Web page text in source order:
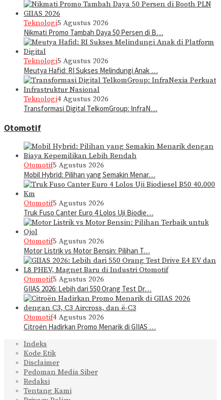
Teknologi5 Agustus 2026
Nikmati Promo Tambah Daya 50 Persen di B…
Teknologi5 Agustus 2026
Meutya Hafid: RI Sukses Melindungi Anak …
Teknologi4 Agustus 2026
Transformasi Digital TelkomGroup: InfraN…
Otomotif
Otomotif5 Agustus 2026
Mobil Hybrid: Pilihan yang Semakin Menar…
Otomotif5 Agustus 2026
Truk Fuso Canter Euro 4 Lolos Uji Biodie…
Otomotif5 Agustus 2026
Motor Listrik vs Motor Bensin: Pilihan T…
Otomotif5 Agustus 2026
GIIAS 2026: Lebih dari 550 Orang Test Dr…
Otomotif4 Agustus 2026
Citroën Hadirkan Promo Menarik di GIIAS …
Indeks
Kode Etik
Disclaimer
Pedoman Media Siber
Redaksi
Tentang Kami